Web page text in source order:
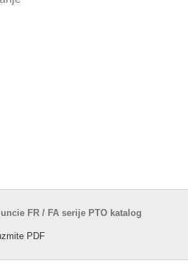
FR / FA serije PTO katalog
PDF